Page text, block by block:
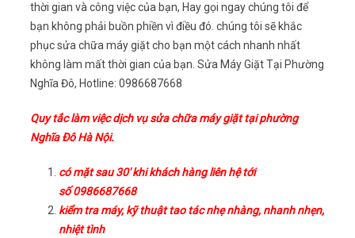
thời gian và công việc của bạn, Hay gọi ngay chúng tôi để
bạn không phải buồn phiền vì điều đó. chúng tôi sẽ khắc
phục sửa chữa máy giặt cho bạn một cách nhanh nhất
không làm mất thời gian của bạn. Sửa Máy Giặt Tại Phường
Nghĩa Đô, Hotline: 0986687668
Quy tắc làm việc dịch vụ sửa chữa máy giặt tại phường
Nghĩa Đô Hà Nội.
có mặt sau 30′ khi khách hàng liên hệ tới
số 0986687668
kiểm tra máy, kỹ thuật tao tác nhẹ nhàng, nhanh nhẹn,
nhiệt tình